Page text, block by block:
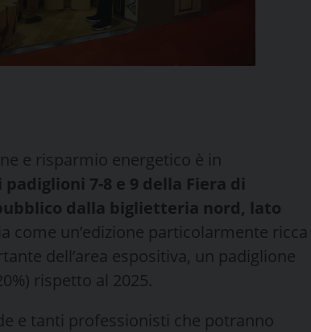
e risparmio energetico è in
padiglioni 7-8 e 9 della Fiera di
dalla biglietteria nord, lato
come un’edizione particolarmente ricca
dell’area espositiva, un padiglione
rispetto al 2025.
e tanti professionisti che potranno